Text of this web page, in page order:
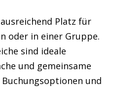
Platz für
oder in einer Gruppe.
sind ideale
und gemeinsame
und